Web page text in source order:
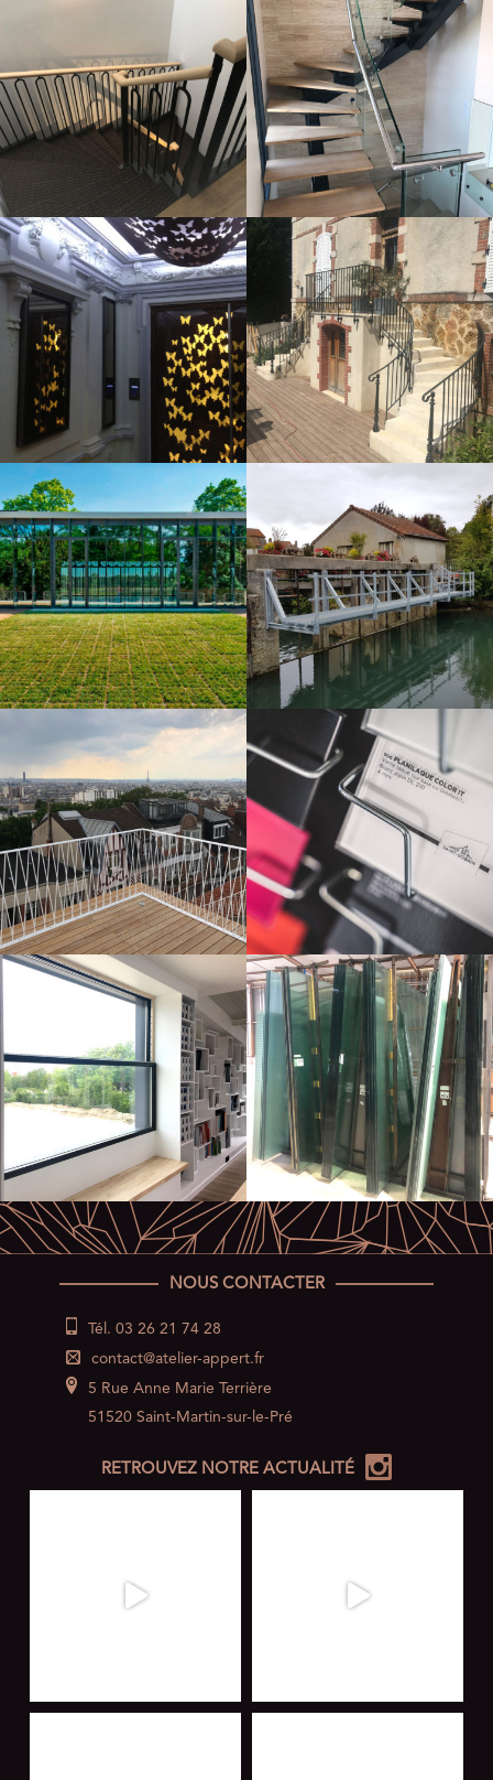
NOUS CONTACTER
5 Rue Anne Marie Terrière
51520 Saint-Martin-sur-le-Pré
Tél. 03 26 21 74 28
contact@atelier-appert.fr
RETROUVEZ NOTRE ACTUALITÉ